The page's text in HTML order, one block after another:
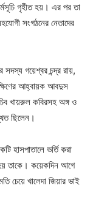
গৃহীত হয়। এর পর তা
সংগঠনের নেতাদের
সদস্য গয়েশ্বর চন্দ্র রায়,
আহ্বায়ক আবদুস
খায়রুল কবিরসহ অঙ্গ ও
ছিলেন।
হাসপাতালে ভর্তি করা
হয় তাকে। কয়েকদিন আগে
চেয়ে খালেদা জিয়ার ভাই